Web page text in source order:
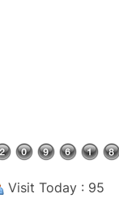
Visit Today : 95